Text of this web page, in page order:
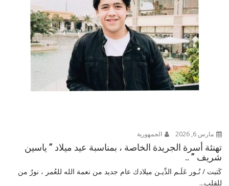
مارس 6, 2026 الجمهورية
تهنئة أسرة الجريدة الخاصة ، بمناسبة عيد ميلاد ” ياسين
شريف ” ..
كَتبت / نُـور عَلَـم الدِّيـن ميلادك عام جديد من نعمة الله للعُمر ، نورٌ من
للقلب...